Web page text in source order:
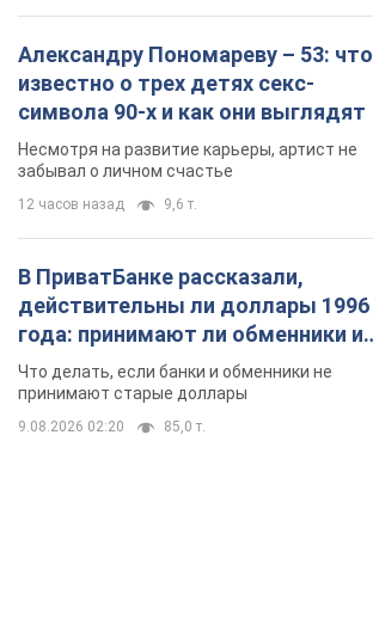
Александру Пономареву – 53: что
известно о трех детях секс-
символа 90-х и как они выглядят
Несмотря на развитие карьеры, артист не
забывал о личном счастье
12 часов назад 9,6 т.
В ПриватБанке рассказали,
действительны ли доллары 1996
года: принимают ли обменники и
банки такие купюры
Что делать, если банки и обменники не
принимают старые доллары
9.08.2026 02:20 85,0 т.